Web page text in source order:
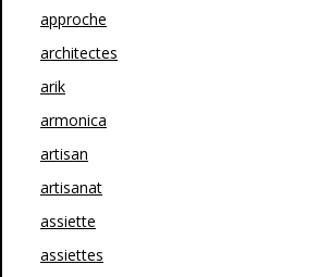
approche
architectes
arik
armonica
artisan
artisanat
assiette
assiettes